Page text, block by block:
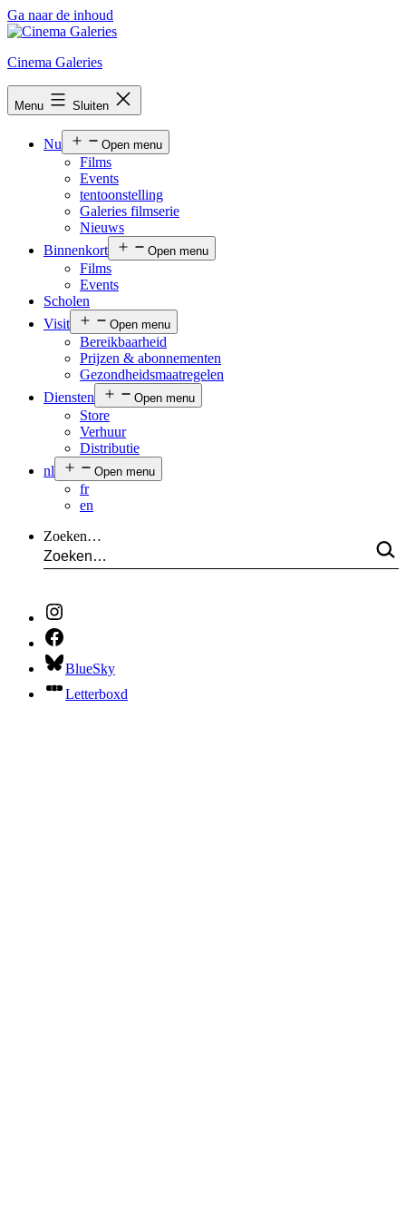
Ga naar de inhoud
Cinema Galeries
Menu Sluiten
Nu Open menu
Films
Events
tentoonstelling
Galeries filmserie
Nieuws
Binnenkort
Open menu
Films
Events
Scholen
Visit
Open menu
Bereikbaarheid
Prijzen & abonnementen
Gezondheidsmaatregelen
Diensten
Open menu
Store
Verhuur
Distributie
nl
Open menu
fr
en
Zoeken…
BlueSky
Letterboxd